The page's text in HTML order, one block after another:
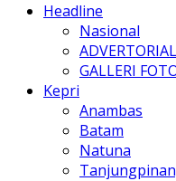
Headline
Nasional
ADVERTORIAL
GALLERI
Kepri
Anambas
Batam
Natuna